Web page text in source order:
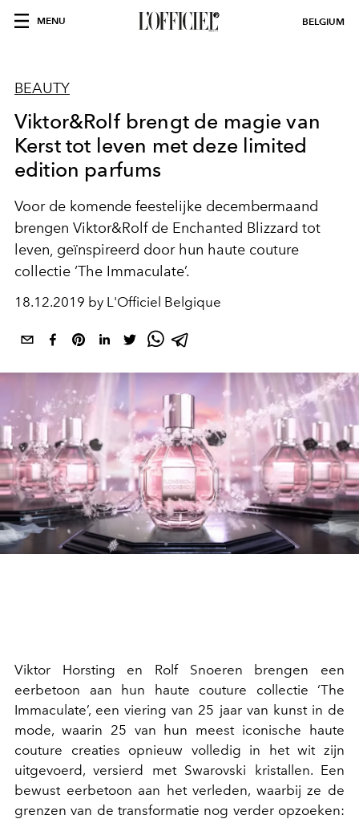
MENU BELGIUM
BEAUTY
Viktor&Rolf brengt de magie van
Kerst tot leven met deze limited
edition parfums
Voor de komende feestelijke decembermaand
brengen Viktor&Rolf de Enchanted Blizzard tot
leven, geïnspireerd door hun haute couture
collectie ‘The Immaculate’.
18.12.2019 by L'Officiel Belgique
Viktor Horsting en Rolf Snoeren brengen een
eerbetoon aan hun haute couture collectie ‘The
Immaculate’, een viering van 25 jaar van kunst in de
mode, waarin 25 van hun meest iconische haute
couture creaties opnieuw volledig in het wit zijn
uitgevoerd, versierd met Swarovski kristallen. Een
bewust eerbetoon aan het verleden, waarbij ze de
grenzen van de transformatie nog verder opzoeken: